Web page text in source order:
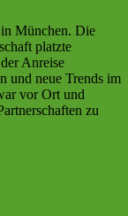
München. Die
platzte
Anreise
und neue Trends im
vor Ort und
zu